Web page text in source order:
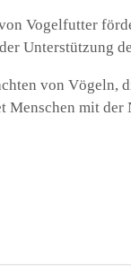
Vogelfutter
Unterstützung
von Vögeln,
Menschen mit